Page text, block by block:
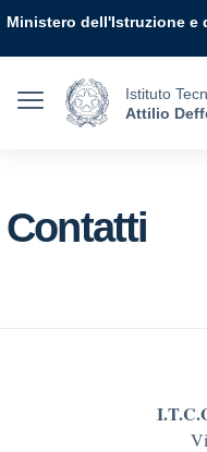
Ministero dell'Istruzione e
Istituto
Attilio
Contatti